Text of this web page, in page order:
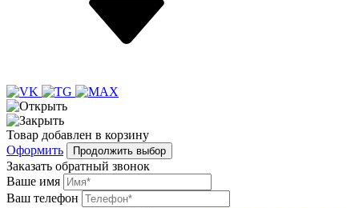
Товар добавлен в корзину
Оформить
Продолжить выбор
Заказать обратный звонок
Ваше имя
Ваш телефон